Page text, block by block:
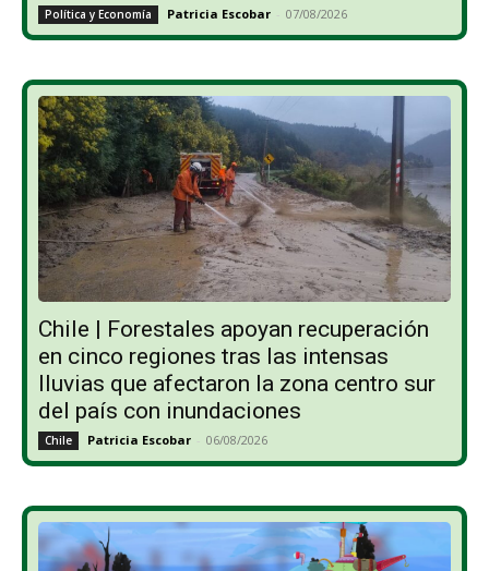
Política y Economía Patricia Escobar - 07/08/2026
Chile | Forestales apoyan recuperación
en cinco regiones tras las intensas
lluvias que afectaron la zona centro sur
del país con inundaciones
Chile Patricia Escobar - 06/08/2026